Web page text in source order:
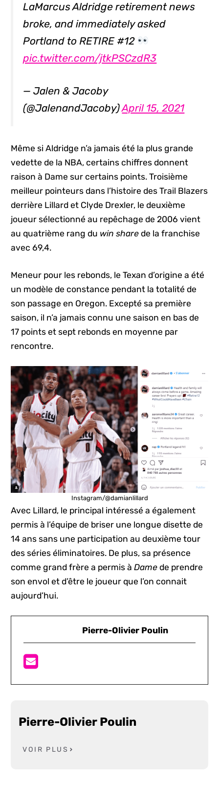
LaMarcus Aldridge retirement news
broke, and immediately asked
Portland to RETIRE #12
pic.twitter.com/jtkPSCzdR3
— Jalen & Jacoby
(@JalenandJacoby)April 15, 2021
Même si Aldridge n’a jamais été la plus grande
vedette de la NBA, certains chiffres donnent
raison à Dame sur certains points. Troisième
meilleur pointeurs dans l’histoire des Trail Blazers
derrière Lillard et Clyde Drexler, le deuxième
joueur sélectionné au repêchage de 2006 vient
au quatrième rang du win share de la franchise
avec 69,4.
Meneur pour les rebonds, le Texan d’origine a été
un modèle de constance pendant la totalité de
son passage en Oregon. Excepté sa première
saison, il n’a jamais connu une saison en bas de
17 points et sept rebonds en moyenne par
rencontre.
Instagram/@damianlillard
Avec Lillard, le principal intéressé a également
permis à l’équipe de briser une longue disette de
14 ans sans une participation au deuxième tour
des séries éliminatoires. De plus, sa présence
comme grand frère a permis àDamede prendre
son envol et d’être le joueur que l’on connait
aujourd’hui.
Pierre-Olivier Poulin
Pierre-Olivier Poulin
VOIR PLUS